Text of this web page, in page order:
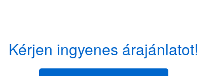
Kérjen ingyenes árajánlatot!